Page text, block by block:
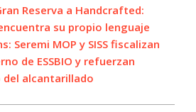
Reserva a Handcrafted:
su propio lenguaje
Seremi MOP y SISS fiscalizan
de ESSBIO y refuerzan
del alcantarillado